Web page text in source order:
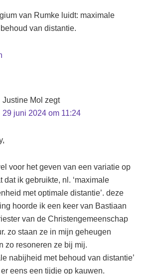
van Rumke luidt: maximale
van distantie.
Justine Mol zegt
29 juni 2024 om 11:24
voor het geven van een variatie op
dat ik gebruikte, nl. ‘maximale
met optimale distantie’. deze
hoorde ik een keer van Bastiaan
van de Christengemeenschap
zo staan ze in mijn geheugen
zo resoneren ze bij mij.
nabijheid met behoud van distantie’
eens een tijdje op kauwen.